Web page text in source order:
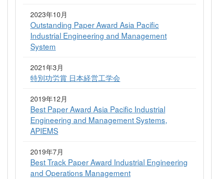
2023年10月
Outstanding Paper Award Asia Pacific
Industrial Engineering and Management
System
2021年3月
特別功労賞 日本経営工学会
2019年12月
Best Paper Award Asia Pacific Industrial
Engineering and Management Systems,
APIEMS
2019年7月
Best Track Paper Award Industrial Engineering
and Operations Management